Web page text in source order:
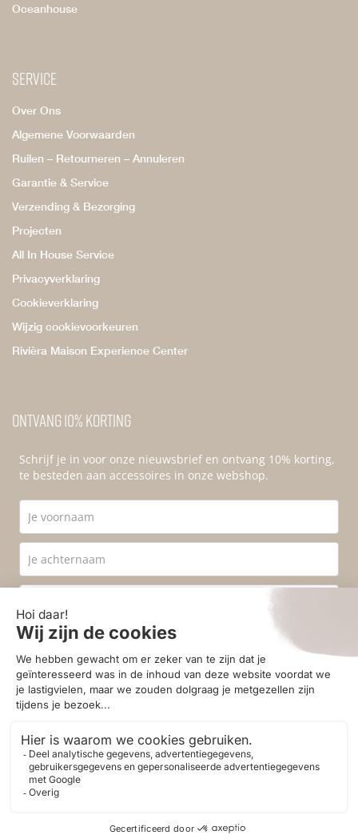
Oceanhouse
Service
Over Ons
Algemene Voorwaarden
Ruilen – Retourneren – Annuleren
Garantie & Service
Verzending & Bezorging
Projecten
All In House Service
Privacyverklaring
Cookieverklaring
Wijzig cookievoorkeuren
Rivièra Maison Experience Center
Ontvang 10% korting
Schrijf je in voor onze nieuwsbrief en ontvang 10% korting,
te besteden aan accessoires in onze webshop.
Ik ga akkoord met deprivacyvoorwaarden
Aanmelden
© 2026 - Homestore Bergen